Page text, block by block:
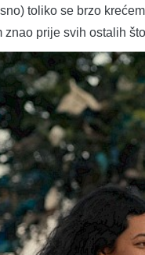
toliko se brzo
znao prije svih ostalih